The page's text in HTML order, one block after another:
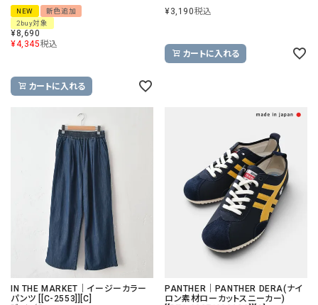
NEW
新色追加
2buy対象
¥8,690
¥4,345税込
カートに入れる
¥3,190税込
カートに入れる
IN THE MARKET｜イージーカラー
パンツ [[C-2553]][C]
PANTHER｜PANTHER DERA(ナイ
ロン素材ローカットスニーカー)